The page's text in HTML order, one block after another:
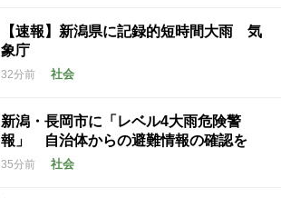
【速報】新潟県に記録的短時間大雨 気
象庁
32分前 社会
新潟・長岡市に「レベル4大雨危険警
報」 自治体からの避難情報の確認を
35分前 社会